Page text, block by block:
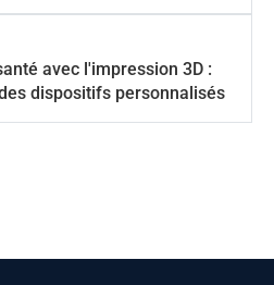
avec l'impression 3D :
dispositifs personnalisés